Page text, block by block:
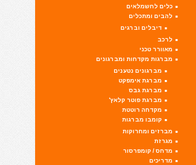
כלים לחשמלאים
להבים ומתכלים
דיבלים וברגים
לרכב
מאוורר טכני
מברגות מקדחות ומברגונים
מברגונים נטענים
מברגת אימפקט
מברגת גבס
מברגת פוטר קלאץ'
מקדחה רוטטת
קומבו מברגות
מברזים ומחרוקות
מגרזת
מדחס / קומפרסור
מדריכים